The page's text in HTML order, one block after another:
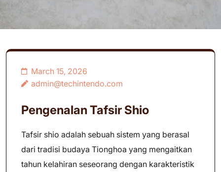
March 15, 2026
admin@techintendo.com
Pengenalan Tafsir Shio
Tafsir shio adalah sebuah sistem yang berasal
dari tradisi budaya Tionghoa yang mengaitkan
tahun kelahiran seseorang dengan karakteristik